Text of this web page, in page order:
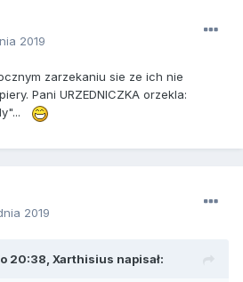
2019
zarzekaniu sie ze ich nie
Pani URZEDNICZKA orzekla:
2019
20:38, Xarthisius napisał: